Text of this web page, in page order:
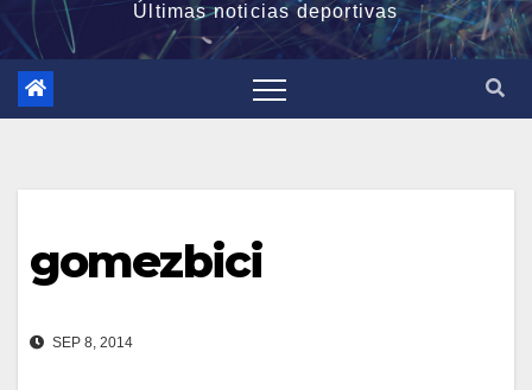
Últimas noticias deportivas
gomezbici
SEP 8, 2014